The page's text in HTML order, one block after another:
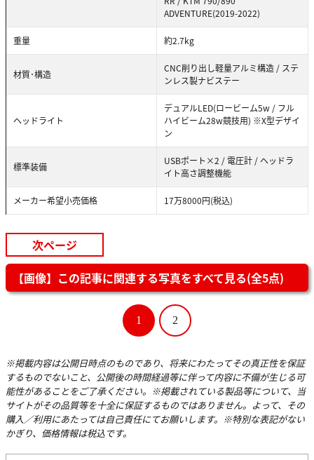
ADVENTURE(2019-2022)
重量 約2.7kg
材質･構造
CNC削り出し軽量アルミ構造 / ステ
ンレス製ナビステー
ヘッドライト
デュアルLED(ロービーム5w / フル
ハイビーム28w競技用) ※X型デザイ
ン
標準装備
USBポート×2 / 電圧計 / ヘッドラ
イト高さ調整機能
メーカー希望小売価格 17万8000円(税込)
次ページ
【画像】この記事に関連する写真をすべて見る(全5点)
1 2
※掲載内容は公開日時点のものであり、将来にわたってその真正性を保証
するものでないこと、公開後の時間経過等に伴って内容に不備が生じる可
能性があることをご了承ください。※掲載されている製品等について、当
サイトがその品質等を十全に保証するものではありません。よって、その
購入／利用にあたっては自己責任にてお願いします。※特別な表記がない
かぎり、価格情報は税込です。